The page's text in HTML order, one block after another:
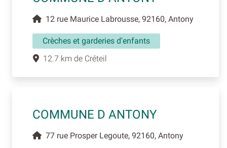
12 rue Maurice Labrousse, 92160, Antony
Crèches et garderies d'enfants
12.7 km de Créteil
COMMUNE D ANTONY
77 rue Prosper Legoute, 92160, Antony